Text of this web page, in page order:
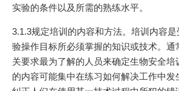
实验的条件以及所需的熟练水平。
3.1.3规定培训的内容和方法。培训内容
验操作目标所必须掌握的知识或技术。通
关要求最为了解的人员来确定生物安全
的内容可能集中在练习如何解决工作中发